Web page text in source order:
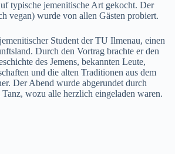
typische jemenitische Art gekocht. Der
vegan) wurde von allen Gästen probiert.
Student der TU Ilmenau, einen
Durch den Vortrag brachte er den
des Jemens, bekannten Leute,
und die alten Traditionen aus dem
Der Abend wurde abgerundet durch
wozu alle herzlich eingeladen waren.